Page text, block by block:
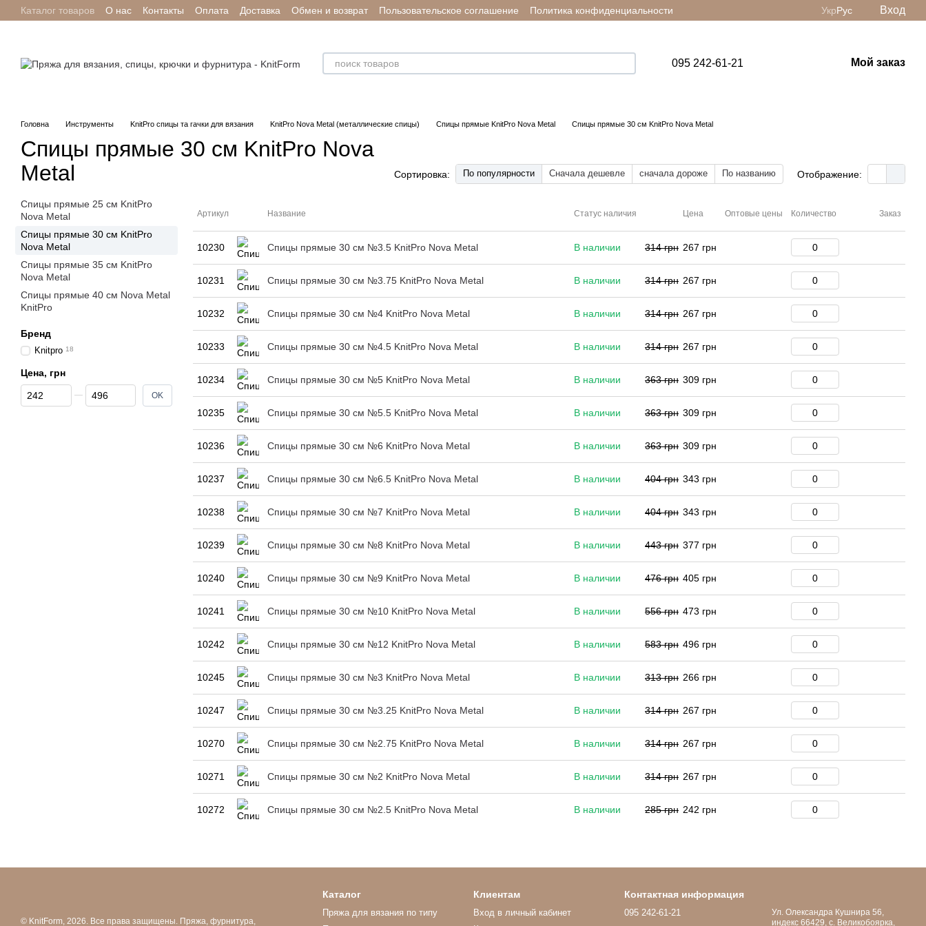
Перейти к основному контенту
Каталог товаров О нас Контакты Оплата Доставка Обмен и возврат Пользовательское соглашение
Политика конфиденциальности
Отзывы о магазине
УкрРус Вход
095 242-61-21 Мой заказ
Головна Инструменты KnitPro спицы та гачки для вязания KnitPro Nova Metal (металлические спицы) Спицы прямые KnitPro Nova Metal Спицы прямые 30 см KnitPro Nova Metal
Спицы прямые 30 см KnitPro Nova
Metal
Сортировка: По популярности Сначала дешевле сначала дороже По названию Отображение:
Артикул Название Статус наличия Цена Оптовые цены Количество Заказ
10230 Спицы прямые 30 см №3.5 KnitPro Nova Metal В наличии 314 грн 267 грн
10231 Спицы прямые 30 см №3.75 KnitPro Nova Metal В наличии 314 грн 267 грн
10232 Спицы прямые 30 см №4 KnitPro Nova Metal В наличии 314 грн 267 грн
10233 Спицы прямые 30 см №4.5 KnitPro Nova Metal В наличии 314 грн 267 грн
10234 Спицы прямые 30 см №5 KnitPro Nova Metal В наличии 363 грн 309 грн
10235 Спицы прямые 30 см №5.5 KnitPro Nova Metal В наличии 363 грн 309 грн
10236 Спицы прямые 30 см №6 KnitPro Nova Metal В наличии 363 грн 309 грн
10237 Спицы прямые 30 см №6.5 KnitPro Nova Metal В наличии 404 грн 343 грн
10238 Спицы прямые 30 см №7 KnitPro Nova Metal В наличии 404 грн 343 грн
10239 Спицы прямые 30 см №8 KnitPro Nova Metal В наличии 443 грн 377 грн
10240 Спицы прямые 30 см №9 KnitPro Nova Metal В наличии 476 грн 405 грн
10241 Спицы прямые 30 см №10 KnitPro Nova Metal В наличии 556 грн 473 грн
10242 Спицы прямые 30 см №12 KnitPro Nova Metal В наличии 583 грн 496 грн
10245 Спицы прямые 30 см №3 KnitPro Nova Metal В наличии 313 грн 266 грн
10247 Спицы прямые 30 см №3.25 KnitPro Nova Metal В наличии 314 грн 267 грн
10270 Спицы прямые 30 см №2.75 KnitPro Nova Metal В наличии 314 грн 267 грн
10271 Спицы прямые 30 см №2 KnitPro Nova Metal В наличии 314 грн 267 грн
10272 Спицы прямые 30 см №2.5 KnitPro Nova Metal В наличии 285 грн 242 грн
Спицы прямые 25 см KnitPro
Nova Metal
Спицы прямые 30 см KnitPro
Nova Metal
Спицы прямые 35 см KnitPro
Nova Metal
Спицы прямые 40 см Nova Metal
KnitPro
Бренд
Knitpro 18
Цена, грн
От Цена, грн
До Цена, грн OK
© KnitForm, 2026. Все права защищены. Пряжа, фурнитура,
Каталог
Пряжа для вязания по типу
Клиентам
Вход в личный кабинет
Контактная информация
095 242-61-21
Ул. Олександра Кушнира 56,
индекс 66429, с. Великобоярка,